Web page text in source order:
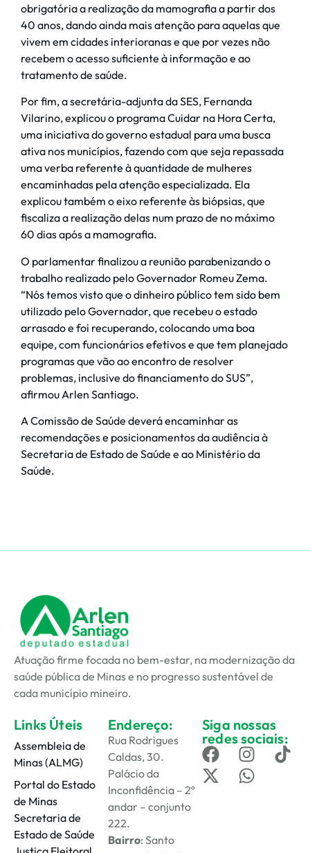
obrigatória a realização da mamografia a partir dos
40 anos, dando ainda mais atenção para aquelas que
vivem em cidades interioranas e que por vezes não
recebem o acesso suficiente à informação e ao
tratamento de saúde.
Por fim, a secretária-adjunta da SES, Fernanda
Vilarino, explicou o programa Cuidar na Hora Certa,
uma iniciativa do governo estadual para uma busca
ativa nos municípios, fazendo com que seja repassada
uma verba referente à quantidade de mulheres
encaminhadas pela atenção especializada. Ela
explicou também o eixo referente às biópsias, que
fiscaliza a realização delas num prazo de no máximo
60 dias após a mamografia.
O parlamentar finalizou a reunião parabenizando o
trabalho realizado pelo Governador Romeu Zema.
“Nós temos visto que o dinheiro público tem sido bem
utilizado pelo Governador, que recebeu o estado
arrasado e foi recuperando, colocando uma boa
equipe, com funcionários efetivos e que tem planejado
programas que vão ao encontro de resolver
problemas, inclusive do financiamento do SUS”,
afirmou Arlen Santiago.
A Comissão de Saúde deverá encaminhar as
recomendações e posicionamentos da audiência à
Secretaria de Estado de Saúde e ao Ministério da
Saúde.
Atuação firme focada no bem-estar, na modernização da
saúde pública de Minas e no progresso sustentável de
cada município mineiro.
Links Úteis
Assembleia de
Minas (ALMG)
Portal do Estado
de Minas
Secretaria de
Estado de Saúde
Endereço:
Rua Rodrigues
Caldas, 30.
Palácio da
Inconfidência – 2º
andar – conjunto
222.
Bairro: Santo
Siga nossas
redes sociais: